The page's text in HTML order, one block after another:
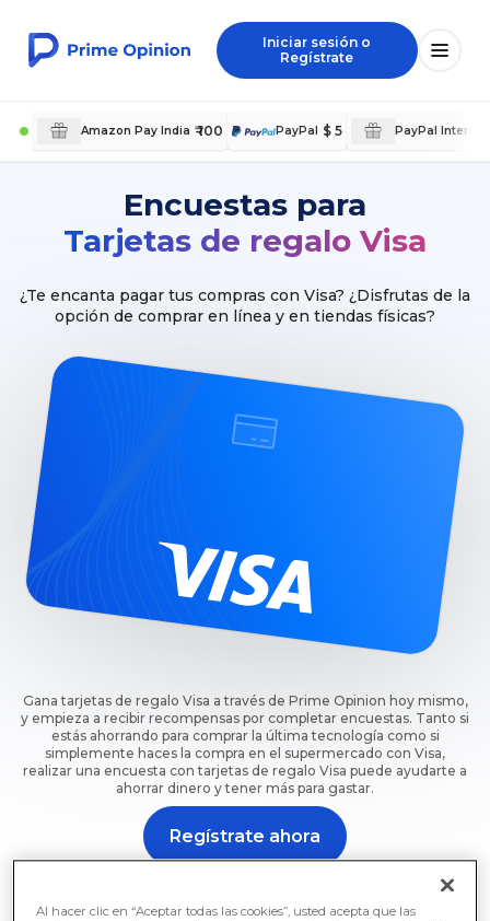
Iniciar sesión o
Regístrate
Amazon Pay India ₹ 100 PayPal $ 5 PayPal
Encuestas para
Tarjetas de regalo Visa
¿Te encanta pagar tus compras con Visa? ¿Disfrutas de la
opción de comprar en línea y en tiendas físicas?
Gana tarjetas de regalo Visa a través de Prime Opinion hoy mismo,
y empieza a recibir recompensas por completar encuestas. Tanto si
estás ahorrando para comprar la última tecnología como si
simplemente haces la compra en el supermercado con Visa,
realizar una encuesta con tarjetas de regalo Visa puede ayudarte a
ahorrar dinero y tener más para gastar.
Regístrate ahora
Empieza a hacer encuestas para conseguir tarjetas de
regalo Visa ahora con Prime Opinion.
Al hacer clic en “Aceptar todas las cookies”, usted acepta que las